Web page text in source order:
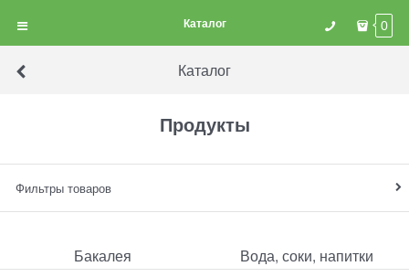
Каталог 0
Каталог
Продукты
Фильтры товаров
Бакалея
Вода, соки, напитки